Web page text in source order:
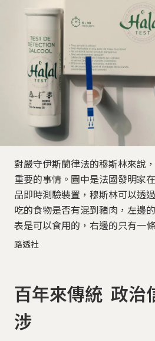
對嚴守伊斯蘭律法的穆斯林來說
重要的事情。圖中是法國發明家
品即時測驗裝置，穆斯林可以透
吃的食物是否有混到豬肉，左邊
表是可以食用的，右邊的只有一
路透社
百年來傳統 政治
涉